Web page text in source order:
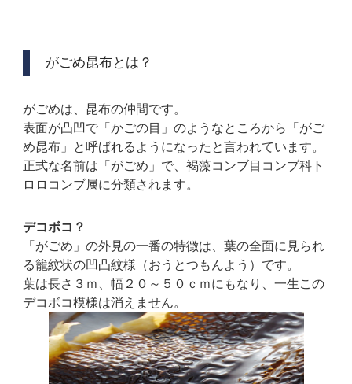
がごめ昆布とは？
がごめは、昆布の仲間です。
表面が凸凹で「かごの目」のようなところから「がご
め昆布」と呼ばれるようになったと言われています。
正式な名前は「がごめ」で、褐藻コンブ目コンブ科ト
ロロコンブ属に分類されます。
デコボコ？
「がごめ」の外見の一番の特徴は、葉の全面に見られ
る籠紋状の凹凸紋様（おうとつもんよう）です。
葉は長さ３ｍ、幅２０～５０ｃｍにもなり、一生この
デコボコ模様は消えません。